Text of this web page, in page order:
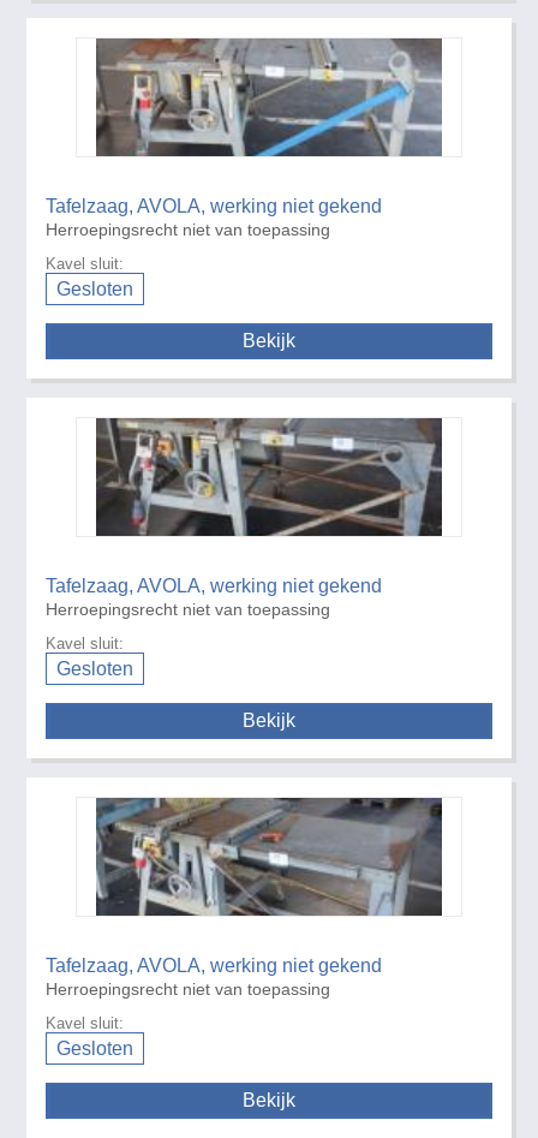
Tafelzaag, AVOLA, werking niet gekend
Herroepingsrecht niet van toepassing
Kavel sluit:
Gesloten
Bekijk
Tafelzaag, AVOLA, werking niet gekend
Herroepingsrecht niet van toepassing
Kavel sluit:
Gesloten
Bekijk
Tafelzaag, AVOLA, werking niet gekend
Herroepingsrecht niet van toepassing
Kavel sluit:
Gesloten
Bekijk